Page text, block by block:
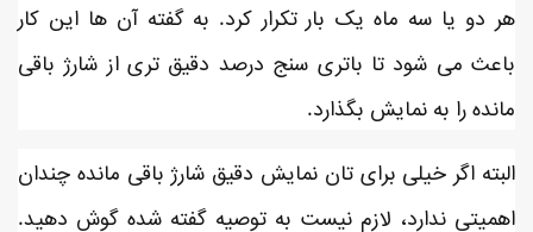
هر دو یا سه ماه یک بار تکرار کرد. به گفته آن ها این کار
باعث می شود تا باتری سنج درصد دقیق تری از شارژ باقی
مانده را به نمایش بگذارد.
البته اگر خیلی برای تان نمایش دقیق شارژ باقی مانده چندان
اهمیتی ندارد، لازم نیست به توصیه گفته شده گوش دهید.